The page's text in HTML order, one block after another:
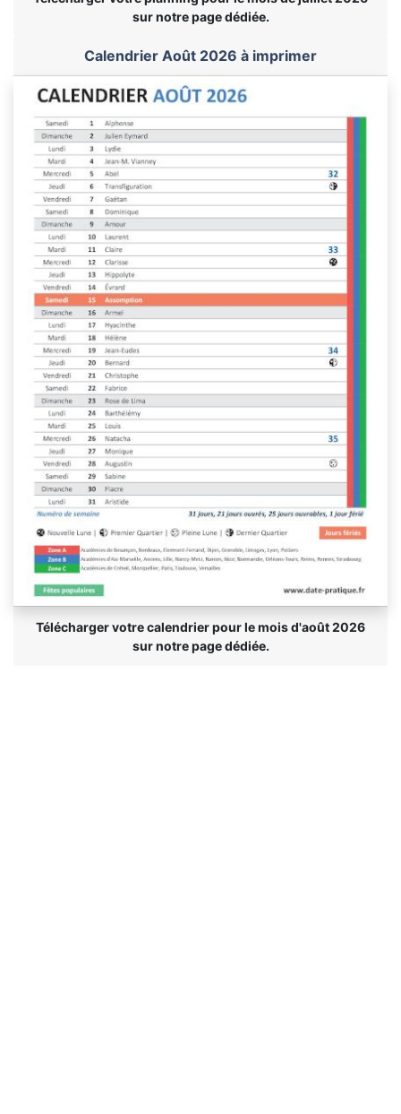
sur notre page dédiée.
Calendrier Août 2026 à imprimer
Télécharger votre calendrier pour le mois d'août 2026
sur notre page dédiée.